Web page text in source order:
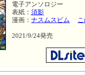
電子アンソロジー
表紙： 須影
漫画： ナスムスビム
2021/9/24発売